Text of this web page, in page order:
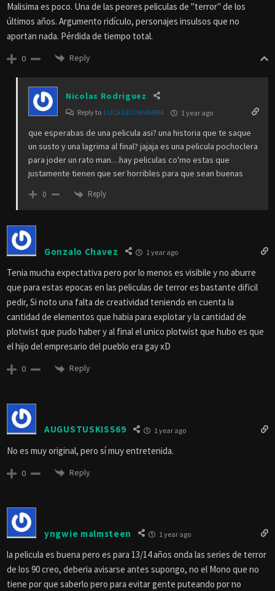
Malisima es poco. Una de las peores peliculas de "terror" de los
últimos años. Argumento ridículo, personajes insulsos que no
aportan nada. Pérdida de tiempo total.
0 Reply
Nicolas Rodriguez
Reply to LUCAS ECHAVARRIA 1 year ago
que esperabas de una pelicula asi? una historia que te saque
un susto y una lagrima al final? jajaja es una pelicula pochoclera
para joder un rato man…hay peliculas co'mo estas que
justamente tienen que ser horribles para que sean buenas
0 Reply
Gonzalo Chavez 1 year ago
Tenia mucha expectativa pero por lo menos es visibile y no aburre
que para estas epocas en las peliculas de terror es bastante dificil
pedir, Si noto una falta de creatividad teniendo en cuenta la
cantidad de elementos que habia para explotar y la cantidad de
plotwist que pudo haber yal final el unico plotwist que hubo es que
el hijo del empresario del pueblo era gay xD
0 Reply
AUGUSTUSKISS69 1 year ago
No es muy original, pero sí muy entretenida.
0 Reply
yngwie malmsteen 1 year ago
la pelicula es buena pero es para 13/14 años onda las series de terror
de los 90 creo, deberia avisarse antes supongo, no el Mono que no
tiene por que saberlo pero para evitar gente puteando por no